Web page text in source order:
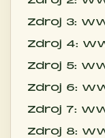
Zdroj 3:
Zdroj 4:
Zdroj 5:
Zdroj 6:
Zdroj 7:
Zdroj 8: